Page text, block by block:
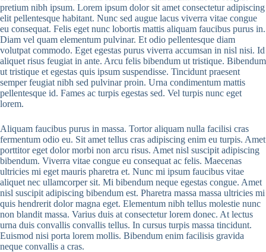
pretium nibh ipsum. Lorem ipsum dolor sit amet consectetur adipiscing
elit pellentesque habitant. Nunc sed augue lacus viverra vitae congue
eu consequat. Felis eget nunc lobortis mattis aliquam faucibus purus in.
Diam vel quam elementum pulvinar. Et odio pellentesque diam
volutpat commodo. Eget egestas purus viverra accumsan in nisl nisi. Id
aliquet risus feugiat in ante. Arcu felis bibendum ut tristique. Bibendum
ut tristique et egestas quis ipsum suspendisse. Tincidunt praesent
semper feugiat nibh sed pulvinar proin. Urna condimentum mattis
pellentesque id. Fames ac turpis egestas sed. Vel turpis nunc eget
lorem.
Aliquam faucibus purus in massa. Tortor aliquam nulla facilisi cras
fermentum odio eu. Sit amet tellus cras adipiscing enim eu turpis. Amet
porttitor eget dolor morbi non arcu risus. Amet nisl suscipit adipiscing
bibendum. Viverra vitae congue eu consequat ac felis. Maecenas
ultricies mi eget mauris pharetra et. Nunc mi ipsum faucibus vitae
aliquet nec ullamcorper sit. Mi bibendum neque egestas congue. Amet
nisl suscipit adipiscing bibendum est. Pharetra massa massa ultricies mi
quis hendrerit dolor magna eget. Elementum nibh tellus molestie nunc
non blandit massa. Varius duis at consectetur lorem donec. At lectus
urna duis convallis convallis tellus. In cursus turpis massa tincidunt.
Euismod nisi porta lorem mollis. Bibendum enim facilisis gravida
neque convallis a cras.